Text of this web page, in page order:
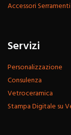
Accessori Serramenti
Servizi
Personalizzazione
Consulenza
Vetroceramica
Stampa Digitale su